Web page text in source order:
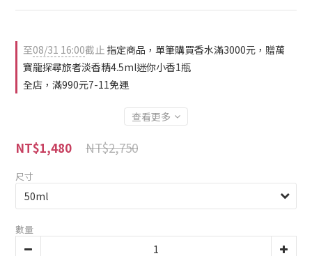
至08/31 16:00截止 指定商品，單筆購買香水滿3000元，贈萬
寶龍探尋旅者淡香精4.5ml迷你小香1瓶
全店，滿990元7-11免運
查看更多
NT$2,750
NT$1,480
尺寸
數量